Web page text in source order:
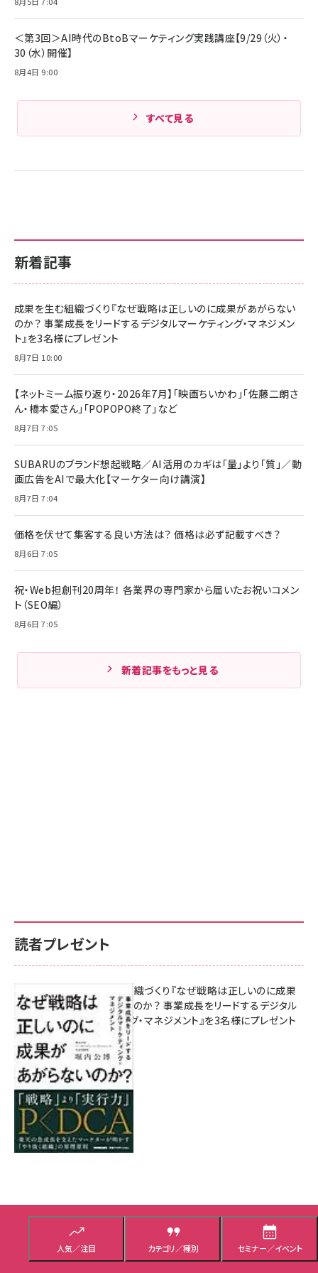
人気／注目 カテゴリ／種別 セミナー／イベント
新着記事
成果を生む組織づくり『なぜ戦略は正しいのに成果があがらない
のか？ 事業成長をリードするデジタルマーケティング・マネジメン
ト』を3名様にプレゼント
8月7日 10:00
【ネットミーム振り返り・2026年7月】「映画ちいかわ」「佐藤二朗さ
ん・橋本愛さん」「POPOPO終了」など
8月7日 7:05
SUBARUのブランド想起戦略／AI活用のカギは「量」より「質」／動
画広告をAIで最大化【マーケター向け講演】
8月7日 7:04
価格を伏せて集客する良い方法は？ 価格は必ず記載すべき？
8月6日 7:05
祝・Web担創刊20周年！ 各業界の専門家から届いたお祝いコメン
ト（SEO編）
8月6日 7:05
新着記事をもっと見る
人気記事トップ10
読者プレゼント
成果を生む組織づくり『なぜ戦略は正しいのに成果
があがらないのか？ 事業成長をリードするデジタル
マーケティング・マネジメント』を3名様にプレゼント
8月7日 10:00
＜第3回＞AI時代のBtoBマーケティング実践講座【9/29（火）・
30（水）開催】
8月4日 9:00
すべて見る